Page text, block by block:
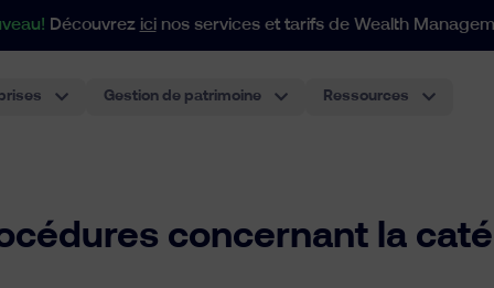
Découvrez icinos services et tarifs de Wealth
Gestion de patrimoine Ressources
concernant la